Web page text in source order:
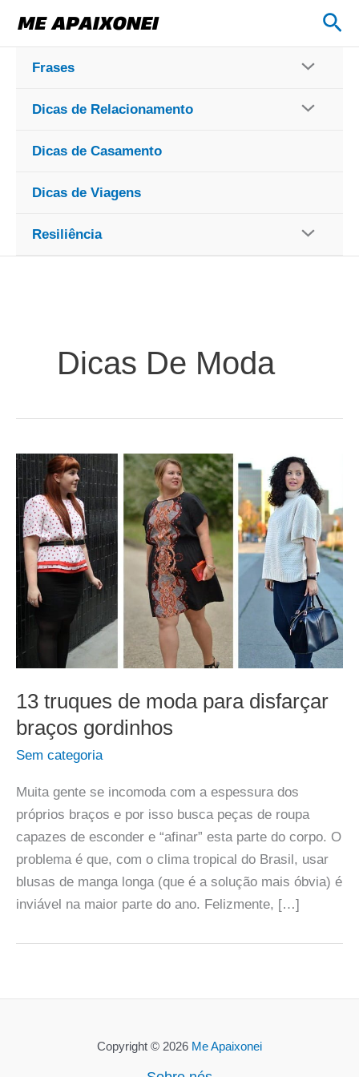
para
conteúdo
Frases
Dicas de Relacionamento
Dicas de Casamento
Dicas de Viagens
Resiliência
Dicas De Moda
13 truques de moda para disfarçar
braços gordinhos
Sem categoria
Muita gente se incomoda com a espessura dos
próprios braços e por isso busca peças de roupa
capazes de esconder e “afinar” esta parte do corpo. O
problema é que, com o clima tropical do Brasil, usar
blusas de manga longa (que é a solução mais óbvia) é
inviável na maior parte do ano. Felizmente, […]
Copyright © 2026 Me Apaixonei